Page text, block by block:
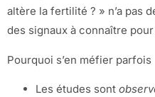
altère la fertilité ? » n’a pas
des signaux à connaître
Pourquoi s’en méfier parfois
Les études sont